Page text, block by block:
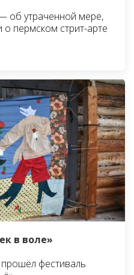
об утраченной мере,
о пермском стрит-арте
в воле»
фестиваль